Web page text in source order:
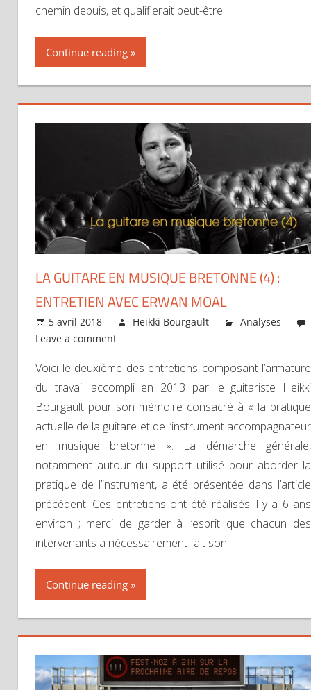
chemin depuis, et qualifierait peut-être
Continue reading
LA GUITARE EN MUSIQUE BRETONNE (4) :
ENTRETIEN AVEC ERWAN MOAL
5 avril 2018 Heikki Bourgault
Analyses
Leave a comment
Voici le deuxième des entretiens composant l’armature
du travail accompli en 2013 par le guitariste Heikki
Bourgault pour son mémoire consacré à « la pratique
actuelle de la guitare et de l’instrument accompagnateur
en musique bretonne ». La démarche générale,
notamment autour du support utilisé pour aborder la
pratique de l’instrument, a été présentée dans l’article
précédent. Ces entretiens ont été réalisés il y a 6 ans
environ ; merci de garder à l’esprit que chacun des
intervenants a nécessairement fait son
Continue reading